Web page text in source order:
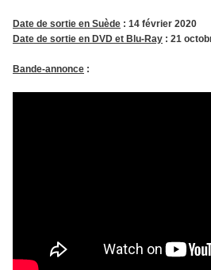
Date de sortie en Suède : 14 février 2020
Date de sortie en DVD et Blu-Ray : 21
Bande-annonce :